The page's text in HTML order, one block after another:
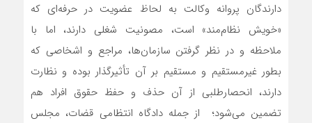
دارندگان پروانه وکالت به لحاظ عضویت در حرفه‌ای که
«خویش نظام‌مند» است، مصونیت شغلی دارند، اما با
ملاحظه و در نظر گرفتن سازمان‌ها، مراجع و اشخاصی که
بطور غیرمستقیم و مستقیم بر آن تأثیرگذار بوده و نظارت
دارند، انحصارطلبی از آن حذف و حفظ حقوق افراد هم
تضمین می‌شود؛ از جمله دادگاه ‌انتظامی قضات، مجلس